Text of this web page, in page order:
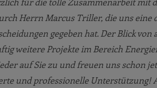
Herrn Marcus Triller, die uns eine
gegeben hat. Der Blick von
weitere Projekte im Bereich
auf Sie zu und freuen uns schon
und professionelle Unterstützung!